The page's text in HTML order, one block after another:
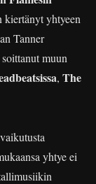
yhtyeen
Tanner
muun
, The
vaikutusta
yhtye ei